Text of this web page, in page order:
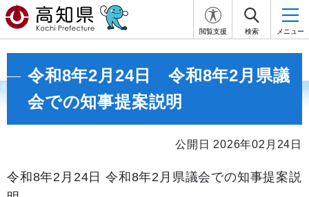
閲覧支援 検索 メニュー
令和8年2月24日 令和8年2月県議
会での知事提案説明
公開日 2026年02月24日
令和8年2月24日 令和8年2月県議会での知事提案説